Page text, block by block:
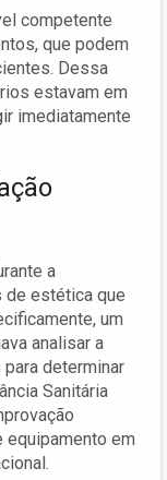
competente
que podem
Dessa
estavam em
imediatamente
a
estética que
um
analisar a
determinar
Sanitária
em